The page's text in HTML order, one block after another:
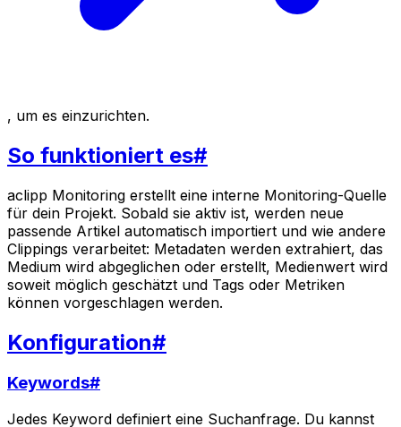
, um es einzurichten.
So funktioniert es#
aclipp Monitoring erstellt eine interne Monitoring-Quelle
für dein Projekt. Sobald sie aktiv ist, werden neue
passende Artikel automatisch importiert und wie andere
Clippings verarbeitet: Metadaten werden extrahiert, das
Medium wird abgeglichen oder erstellt, Medienwert wird
soweit möglich geschätzt und Tags oder Metriken
können vorgeschlagen werden.
Konfiguration#
Keywords#
Jedes Keyword definiert eine Suchanfrage. Du kannst